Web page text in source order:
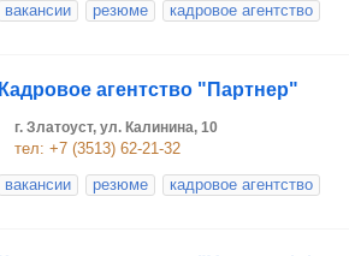
вакансии
резюме кадровое агентство
Кадровое агентство "Партнер"
г. Златоуст, ул. Калинина, 10
тел: +7 (3513) 62-21-32
вакансии
резюме кадровое агентство